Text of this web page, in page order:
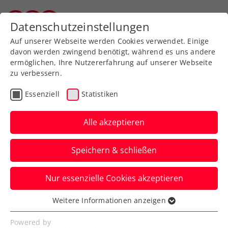
Zurück zur Newsübersicht
Davis Cup
Länderkampf gegen
Japan in Tokio auf
Hartplatz
Der nächste Gegner des KURIER Austria
Davis Cup Teams hat seine Wahl
getroffen.
Verfasst von: Redaktion, 08.12.2025
Datenschutzeinstellungen
Auf unserer Webseite werden Cookies verwendet. Einige
davon werden zwingend benötigt, während es uns andere
ermöglichen, Ihre Nutzererfahrung auf unserer Webseite
zu verbessern.
Essenziell Statistiken
Alle akzeptieren
Speichern & schließen
Nur essenzielle Cookies akzeptieren
Essenziell
Essenzielle Cookies werden für grundlegende
Weitere Informationen anzeigen
Powered by